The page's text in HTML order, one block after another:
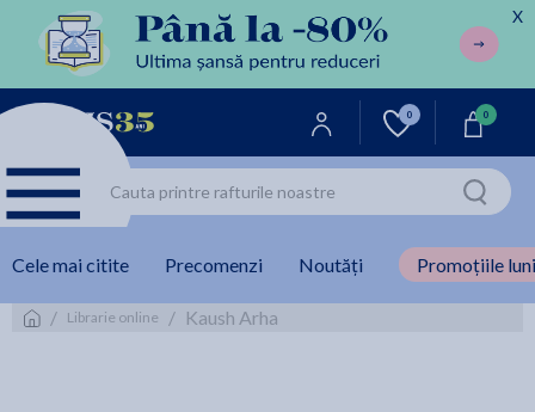
X
0 0
Cele mai citite Precomenzi Noutăți Promoțiile
/ Librarie online / Kaush Arha